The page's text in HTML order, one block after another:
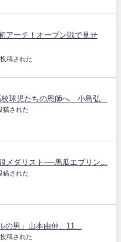
アーチ！オープン戦で見せ
稿された
球児たちの恩師へ 小島弘...
稿された
メダリスト──馬瓜エブリン...
稿された
の男」山本由伸、11...
稿された